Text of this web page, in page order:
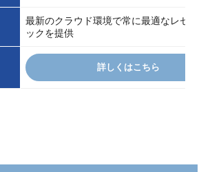
最新のクラウド環境で常に最適なレセプ
ックを提供
詳しくはこちら